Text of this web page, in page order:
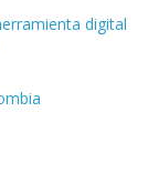
digital